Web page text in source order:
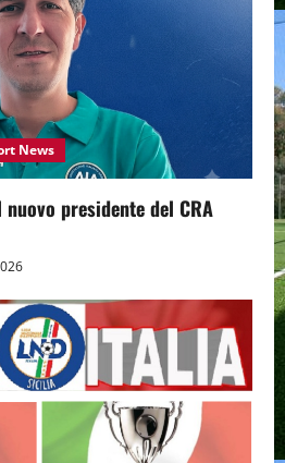
News
presidente del CRA